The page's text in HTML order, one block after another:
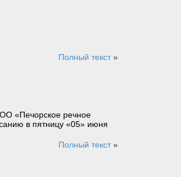
Полный текст»
«Печорское речное
в пятницу «05» июня
Полный текст»